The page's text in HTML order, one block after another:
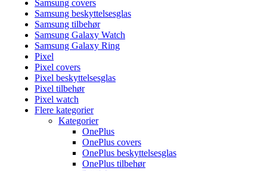
Samsung covers
Samsung beskyttelsesglas
Samsung tilbehør
Samsung Galaxy Watch
Samsung Galaxy Ring
Pixel
Pixel covers
Pixel beskyttelsesglas
Pixel tilbehør
Pixel watch
Flere kategorier
Kategorier
OnePlus
OnePlus covers
OnePlus beskyttelsesglas
OnePlus tilbehør